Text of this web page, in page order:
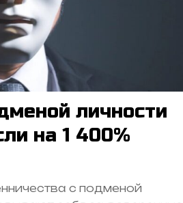
личности
на 1 400%
с подменой